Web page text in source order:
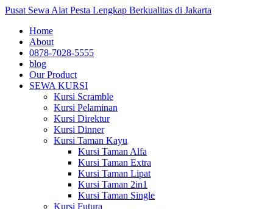
Pusat Sewa Alat Pesta Lengkap Berkualitas di Jakarta
Home
About
0878-7028-5555
blog
Our Product
SEWA KURSI
Kursi Scramble
Kursi Pelaminan
Kursi Direktur
Kursi Dinner
Kursi Taman Kayu
Kursi Taman Alfa
Kursi Taman Extra
Kursi Taman Lipat
Kursi Taman 2in1
Kursi Taman Single
Kursi Futura